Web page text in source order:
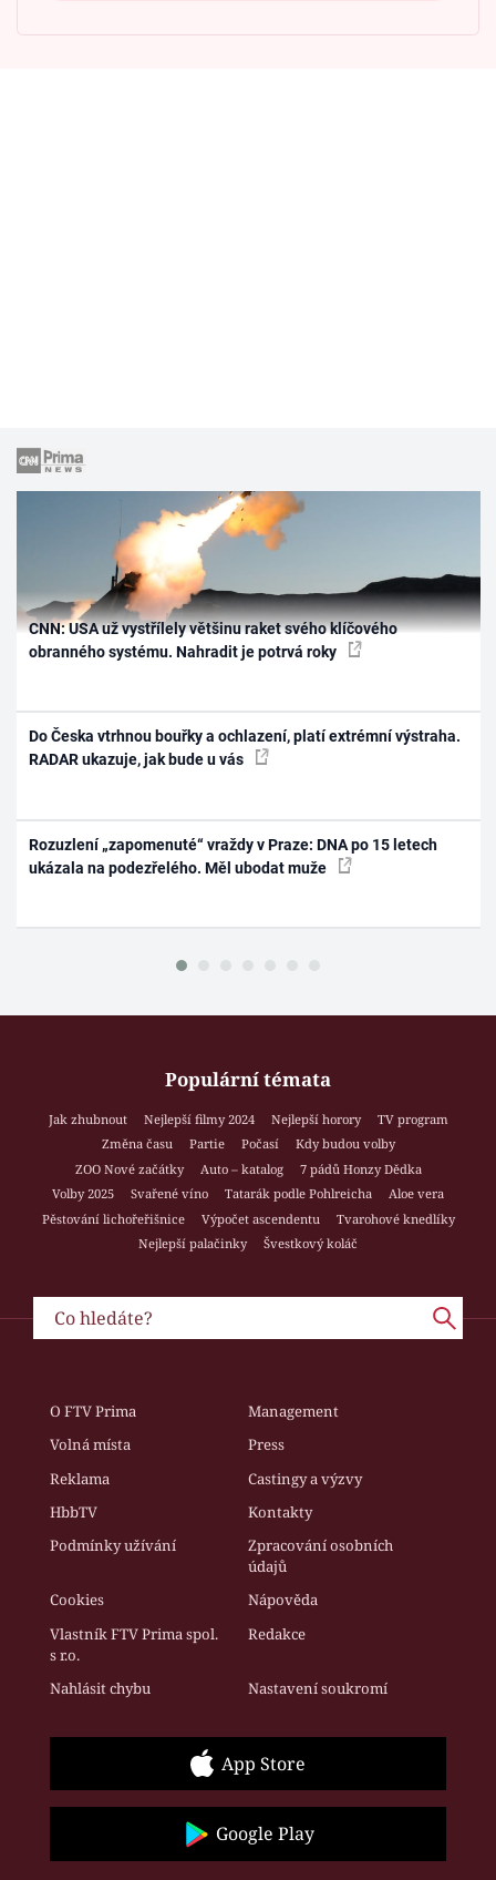
CNN: USA už vystřílely většinu raket svého klíčového
obranného systému. Nahradit je potrvá roky
Do Česka vtrhnou bouřky a ochlazení, platí extrémní výstraha.
RADAR ukazuje, jak bude u vás
Rozuzlení „zapomenuté“ vraždy v Praze: DNA po 15 letech
ukázala na podezřelého. Měl ubodat muže
Populární témata
Jak zhubnout Nejlepší filmy 2024 Nejlepší horory
TV program
Změna času
Partie Počasí
Kdy budou volby
ZOO Nové začátky
Auto – katalog
7 pádů Honzy Dědka
Volby 2025
Svařené víno Tatarák podle Pohlreicha
Aloe vera
Pěstování lichořeřišnice
Výpočet ascendentu
Tvarohové knedlíky
Nejlepší palačinky
Švestkový koláč
O FTV Prima
Management
Volná místa
Press
Reklama
Castingy a výzvy
HbbTV
Kontakty
Podmínky užívání
Zpracování osobních
údajů
Cookies
Nápověda
Vlastník FTV Prima spol.
s r.o.
Redakce
Nahlásit chybu Nastavení soukromí
App Store
Google Play